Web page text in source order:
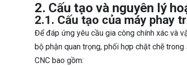
2. Cấu tạo và nguyên lý
2.1. Cấu tạo của máy phay
Để đáp ứng yêu cầu gia công chính xác và
bộ phận quan trọng, phối hợp chặt chẽ
CNC bao gồm: